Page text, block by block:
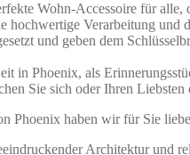
Wohn-Accessoire für
hochwertige Verarbeitung
und geben dem
in Phoenix, als
Sie sich oder Ihren
Phoenix haben wir für Sie
Architektur und